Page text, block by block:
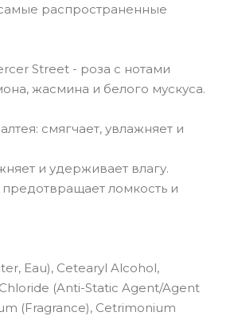
распространенные
Street - роза с нотами
жасмина и белого мускуса.
смягчает, увлажняет и
и удерживает влагу.
ломкость и
Eau), Cetearyl Alcohol,
(Anti-Static Agent/Agent
(Fragrance), Cetrimonium